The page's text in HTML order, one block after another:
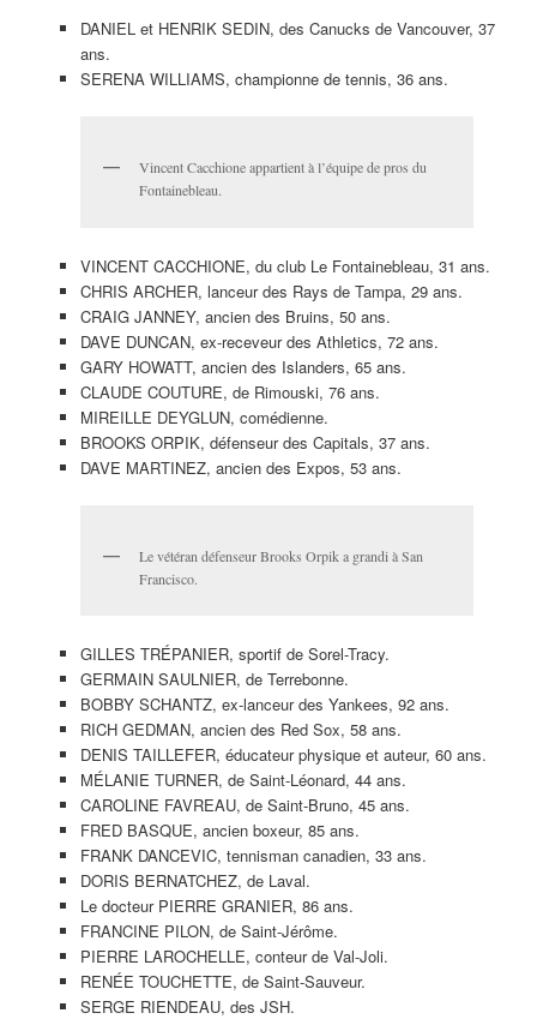
DANIEL et HENRIK SEDIN, des Canucks de Vancouver, 37
ans.
SERENA WILLIAMS, championne de tennis, 36 ans.
Vincent Cacchione appartient à l’équipe de pros du
Fontainebleau.
VINCENT CACCHIONE, du club Le Fontainebleau, 31 ans.
CHRIS ARCHER, lanceur des Rays de Tampa, 29 ans.
CRAIG JANNEY, ancien des Bruins, 50 ans.
DAVE DUNCAN, ex-receveur des Athletics, 72 ans.
GARY HOWATT, ancien des Islanders, 65 ans.
CLAUDE COUTURE, de Rimouski, 76 ans.
MIREILLE DEYGLUN, comédienne.
BROOKS ORPIK, défenseur des Capitals, 37 ans.
DAVE MARTINEZ, ancien des Expos, 53 ans.
Le vétéran défenseur Brooks Orpik a grandi à San
Francisco.
GILLES TRÉPANIER, sportif de Sorel-Tracy.
GERMAIN SAULNIER, de Terrebonne.
BOBBY SCHANTZ, ex-lanceur des Yankees, 92 ans.
RICH GEDMAN, ancien des Red Sox, 58 ans.
DENIS TAILLEFER, éducateur physique et auteur, 60 ans.
MÉLANIE TURNER, de Saint-Léonard, 44 ans.
CAROLINE FAVREAU, de Saint-Bruno, 45 ans.
FRED BASQUE, ancien boxeur, 85 ans.
FRANK DANCEVIC, tennisman canadien, 33 ans.
DORIS BERNATCHEZ, de Laval.
Le docteur PIERRE GRANIER, 86 ans.
FRANCINE PILON, de Saint-Jérôme.
PIERRE LAROCHELLE, conteur de Val-Joli.
RENÉE TOUCHETTE, de Saint-Sauveur.
SERGE RIENDEAU, des JSH.